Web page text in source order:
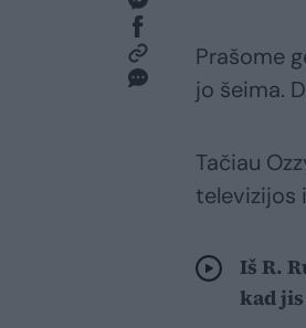
Prašome
jo šeima.
Tačiau
televizijos
Iš R.
kad